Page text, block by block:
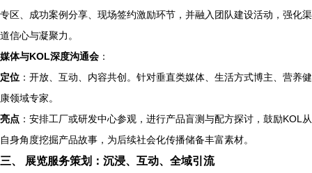
专区、成功案例分享、现场签约激励环节，并融入团队建设活动，强化渠
道信心与凝聚力。
媒体与KOL深度沟通会 ：
定位 ：开放、互动、内容共创。针对垂直类媒体、生活方式博主、营养健
康领域专家。
亮点 ：安排工厂或研发中心参观，进行产品盲测与配方探讨，鼓励KOL从
自身角度挖掘产品故事，为后续社会化传播储备丰富素材。
三、 展览服务策划：沉浸、互动、全域引流